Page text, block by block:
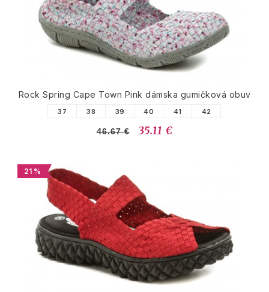
Rock Spring Cape Town Pink dámska gumičková obuv
37 38 39 40 41 42
46.67 € 35.11 €
21 %